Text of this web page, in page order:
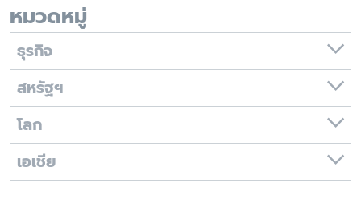
หมวดหมู่
ธุรกิจ
สหรัฐฯ
โลก
เอเชีย